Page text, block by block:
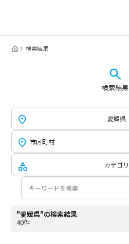
検索結果
検索結果
愛媛県
カテゴリ
"愛媛県"の検索結果
40件